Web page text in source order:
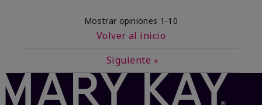
Mostrar opiniones 1-10
Volver al inicio
Siguiente »